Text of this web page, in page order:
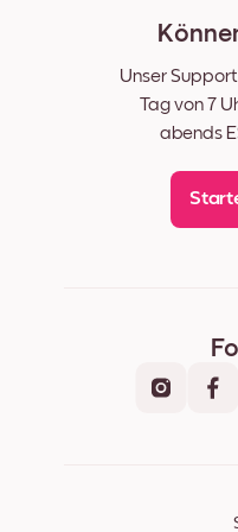
Unser
Tag von 7
abends